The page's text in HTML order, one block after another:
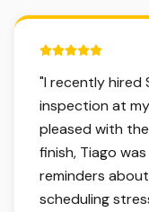
5 out of 5 stars.
"I recently hired
inspection at
pleased with
finish, Tiago
reminders
scheduling